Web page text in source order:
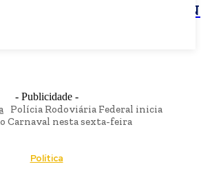
JBN
- Publicidade -
Polícia Rodoviária Federal inicia
Carnaval nesta sexta-feira
Política